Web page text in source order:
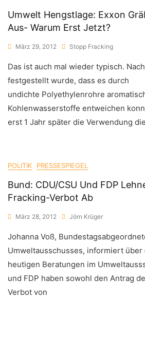
Umwelt Hengstlage: Exxon
Aus- Warum Erst Jetzt?
März 29, 2012 Stopp Fracking
Das ist auch mal wieder typisch.
festgestellt wurde, dass es durch
undichte Polyethylenrohre
Kohlenwasserstoffe entweichen
erst 1 Jahr später die Verwendung
POLITIK PRESSESPIEGEL
Bund: CDU/CSU Und FDP
Fracking-Verbot Ab
März 28, 2012 Jörn Krüger
Johanna Voß,
Umweltausschusses, informiert über
heutigen Beratungen im
und FDP haben sowohl den Antrag
Verbot von